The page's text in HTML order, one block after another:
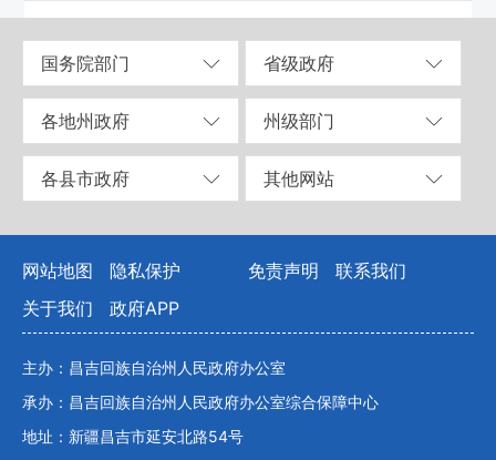
国务院部门 省级政府
各地州政府 州级部门
各县市政府 其他网站
网站地图 隐私保护 免责声明
联系我们
关于我们
政府APP
主办：昌吉回族自治州人民政府办公室
承办：昌吉回族自治州人民政府办公室综合保障中心
地址：新疆昌吉市延安北路54号